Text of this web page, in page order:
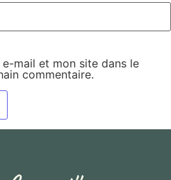
mail et mon site dans le
commentaire.